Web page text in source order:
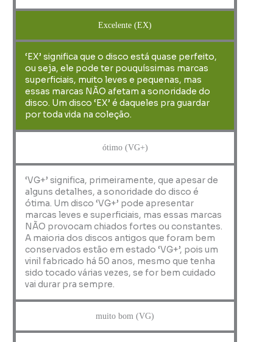
Excelente (EX)
‘EX’ significa que o disco está quase perfeito,
ou seja, ele pode ter pouquíssimas marcas
superficiais, muito leves e pequenas, mas
essas marcas NÃO afetam a sonoridade do
disco. Um disco ‘EX’ é daqueles pra guardar
por toda vida na coleção.
ótimo (VG+)
‘VG+’ significa, primeiramente, que apesar de
alguns detalhes, a sonoridade do disco é
ótima. Um disco ‘VG+’ pode apresentar
marcas leves e superficiais, mas essas marcas
NÃO provocam chiados fortes ou constantes.
A maioria dos discos antigos que foram bem
conservados estão em estado ‘VG+’, pois um
vinil fabricado há 50 anos, mesmo que tenha
sido tocado várias vezes, se for bem cuidado
vai durar pra sempre.
muito bom (VG)